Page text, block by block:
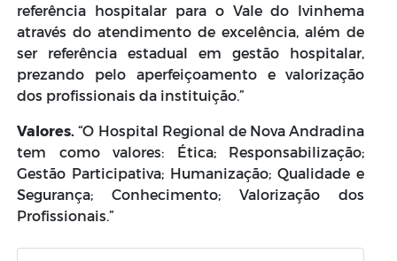
referência hospitalar para o Vale do Ivinhema
através do atendimento de excelência, além de
ser referência estadual em gestão hospitalar,
prezando pelo aperfeiçoamento e valorização
dos profissionais da instituição.”
Valores. “O Hospital Regional de Nova Andradina
tem como valores: Ética; Responsabilização;
Gestão Participativa; Humanização; Qualidade e
Segurança; Conhecimento; Valorização dos
Profissionais.”